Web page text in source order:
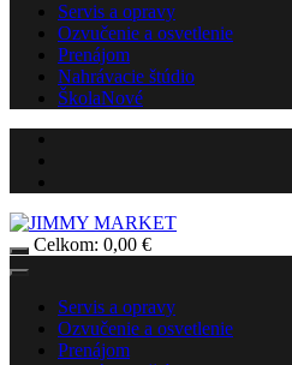
Servis a opravy
Ozvučenie a osvetlenie
Prenájom
Nahrávacie štúdio
ŠkolaNové
Celkom: 0,00 €
Servis a opravy
Ozvučenie a osvetlenie
Prenájom